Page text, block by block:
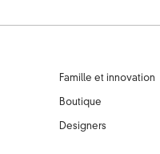
Famille et innovation
Boutique
Designers